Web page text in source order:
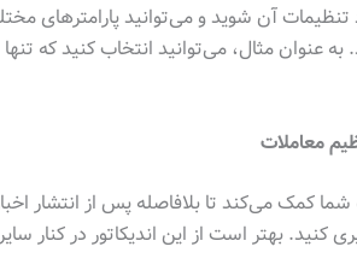
آن شوید و می‌توانید پارامترهای
عنوان مثال، می‌توانید انتخاب کنید که
کمک می‌کند تا بلافاصله پس از انتشار
کنید. بهتر است از این اندیکاتور در کنار